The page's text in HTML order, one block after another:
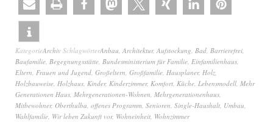
KategorieArchiv SchlagwörterAnbau, Architektur, Aufstockung, Bad, Barrierefrei,
Baufamilie, Begegnungsstätte, Bundesministerium für Familie, Einfamilienhaus,
Eltern, Frauen und Jugend, Großeltern, Großfamilie, Hausplaner, Holz,
Holzbauweise, Holzhaus, Kinder, Kinderzimmer, Komfort, Küche, Lebensmodell, Mehr
Generationen Haus, Mehrgenerationen-Wohnen, Mehrgenerationenhaus,
Mitbewohner, Oberthulba, offenes Programm, Senioren, Single-Haushalt, Umbau,
Wahlfamilie, Wir leben Zukunft vor, Wohneinheit, Wohnzimmer